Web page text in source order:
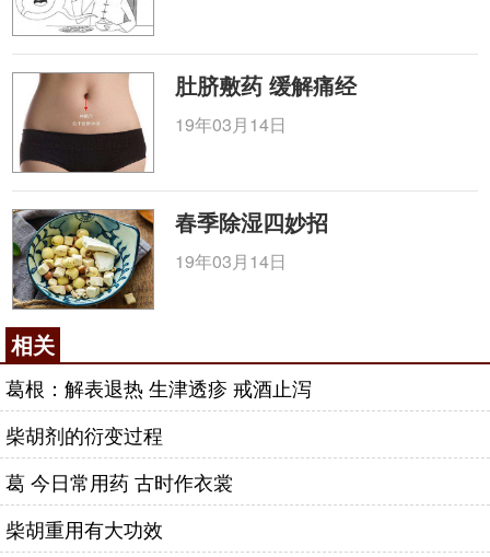
肚脐敷药 缓解痛经
19年03月14日
春季除湿四妙招
19年03月14日
相关
葛根：解表退热 生津透疹 戒酒止泻
柴胡剂的衍变过程
葛 今日常用药 古时作衣裳
柴胡重用有大功效